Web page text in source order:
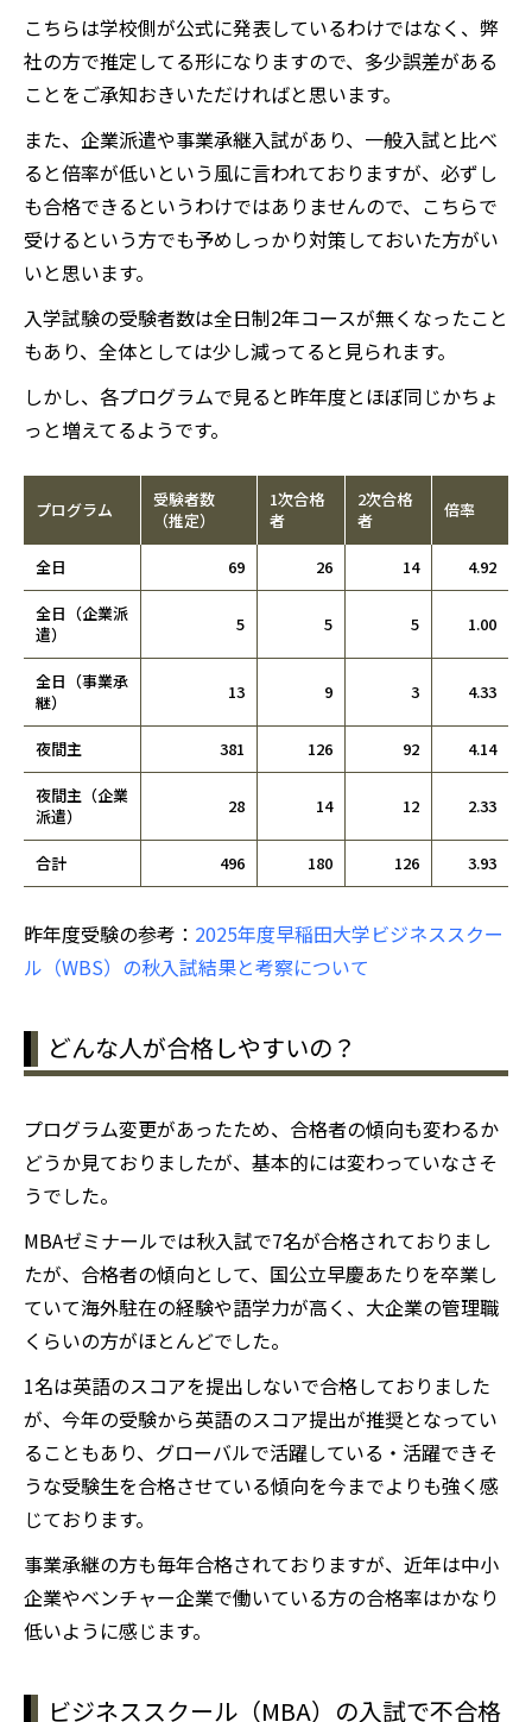
こちらは学校側が公式に発表しているわけではなく、弊
社の方で推定してる形になりますので、多少誤差がある
ことをご承知おきいただければと思います。
また、企業派遣や事業承継入試があり、一般入試と比べ
ると倍率が低いという風に言われておりますが、必ずし
も合格できるというわけではありませんので、こちらで
受けるという方でも予めしっかり対策しておいた方がい
いと思います。
入学試験の受験者数は全日制2年コースが無くなったこと
もあり、全体としては少し減ってると見られます。
しかし、各プログラムで見ると昨年度とほぼ同じかちょ
っと増えてるようです。
プログラム
受験者数
（推定）
1次合格
者
2次合格
者
倍率
全日 69 26 14 4.92
全日（企業派
遣）
5 5 5 1.00
全日（事業承
継）
13 9 3 4.33
夜間主 381 126 92 4.14
夜間主（企業
派遣）
28 14 12 2.33
合計 496 180 126 3.93
昨年度受験の参考： 2025年度早稲田大学ビジネススクー
ル（WBS）の秋入試結果と考察について
どんな人が合格しやすいの？
プログラム変更があったため、合格者の傾向も変わるか
どうか見ておりましたが、基本的には変わっていなさそ
うでした。
MBAゼミナールでは秋入試で7名が合格されておりまし
たが、合格者の傾向として、国公立早慶あたりを卒業し
ていて海外駐在の経験や語学力が高く、大企業の管理職
くらいの方がほとんどでした。
1名は英語のスコアを提出しないで合格しておりました
が、今年の受験から英語のスコア提出が推奨となってい
ることもあり、グローバルで活躍している・活躍できそ
うな受験生を合格させている傾向を今までよりも強く感
じております。
事業承継の方も毎年合格されておりますが、近年は中小
企業やベンチャー企業で働いている方の合格率はかなり
低いように感じます。
ビジネススクール（MBA）の入試で不合格